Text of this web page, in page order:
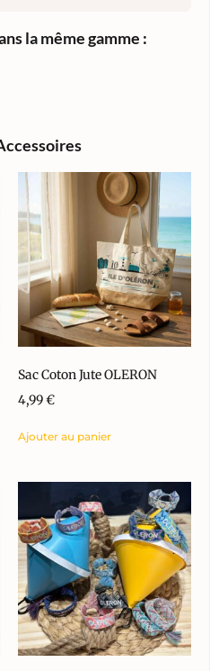
la même gamme :
Sac Coton Jute OLERON
4,99€
Ajouter au panier